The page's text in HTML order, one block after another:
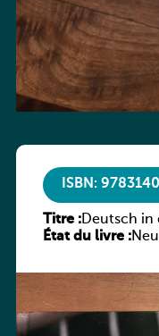
ISBN:
Titre :Deutsch in
État du livre :